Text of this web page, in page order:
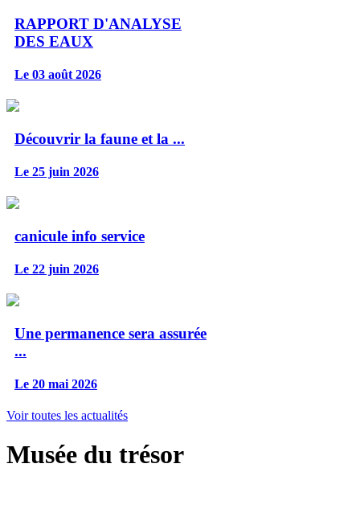
RAPPORT D'ANALYSE
DES EAUX
Le 03 août 2026
Découvrir la faune et la ...
Le 25 juin 2026
canicule info service
Le 22 juin 2026
Une permanence sera assurée
...
Le 20 mai 2026
Voir toutes les actualités
Musée du trésor